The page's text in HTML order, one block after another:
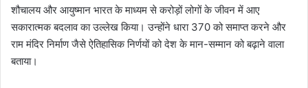
शौचालय और आयुष्मान भारत के माध्यम से करोड़ों लोगों के जीवन में आए
सकारात्मक बदलाव का उल्लेख किया। उन्होंने धारा 370 को समाप्त करने और
राम मंदिर निर्माण जैसे ऐतिहासिक निर्णयों को देश के मान-सम्मान को बढ़ाने वाला
बताया।